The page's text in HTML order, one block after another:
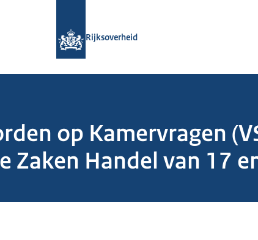
Rijksoverheid
op Kamervragen
Zaken Handel van 17